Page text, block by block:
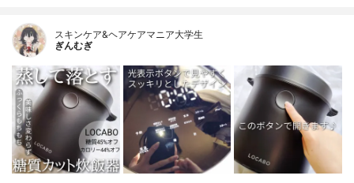
スキンケア&ヘアケアマニア大学生
ぎんむぎ